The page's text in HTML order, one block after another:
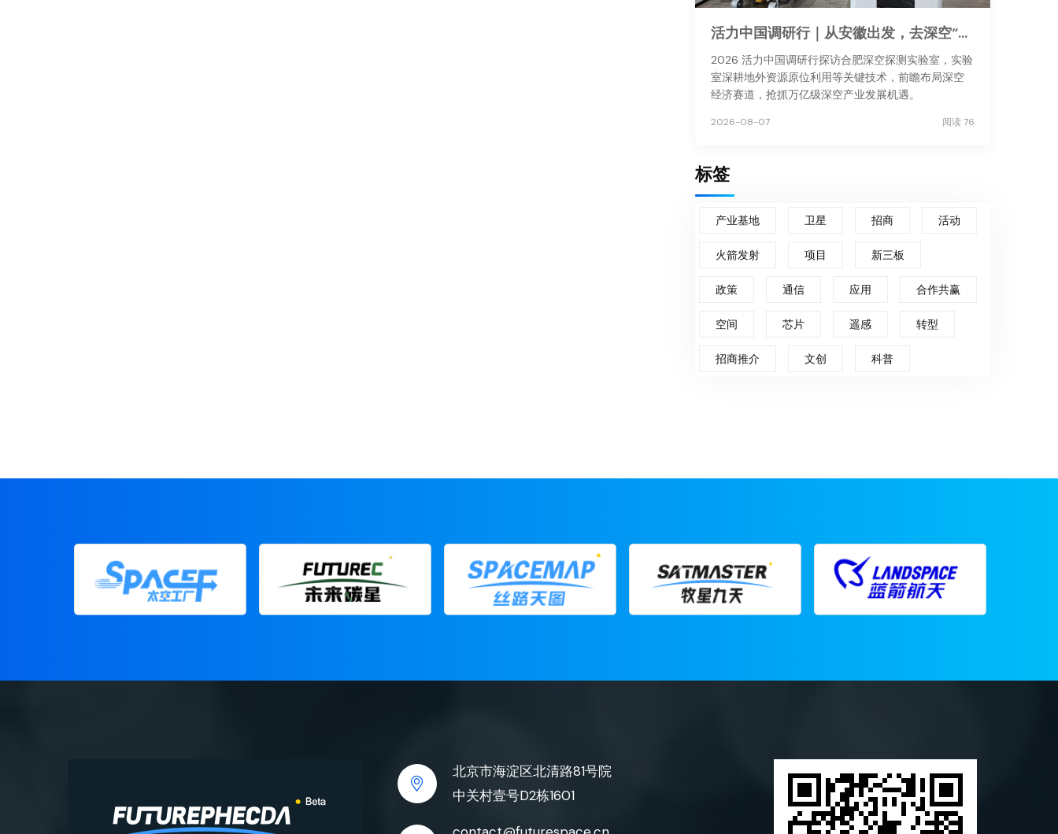
活力中国调研行｜从安徽出发，去深空“安家”
2026 活力中国调研行探访合肥深空探测实验室，实验
室深耕地外资源原位利用等关键技术，前瞻布局深空
经济赛道，抢抓万亿级深空产业发展机遇。
2026-08-07 阅读 76
标签
产业基地 卫星 招商 活动
火箭发射 项目 新三板
政策 通信 应用 合作共赢
空间 芯片 遥感 转型
招商推介 文创 科普
北京市海淀区北清路81号院
中关村壹号D2栋1601